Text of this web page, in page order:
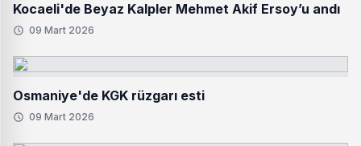
Kocaeli'de Beyaz Kalpler Mehmet Akif Ersoy’u andı
09 Mart 2026
Osmaniye'de KGK rüzgarı esti
09 Mart 2026